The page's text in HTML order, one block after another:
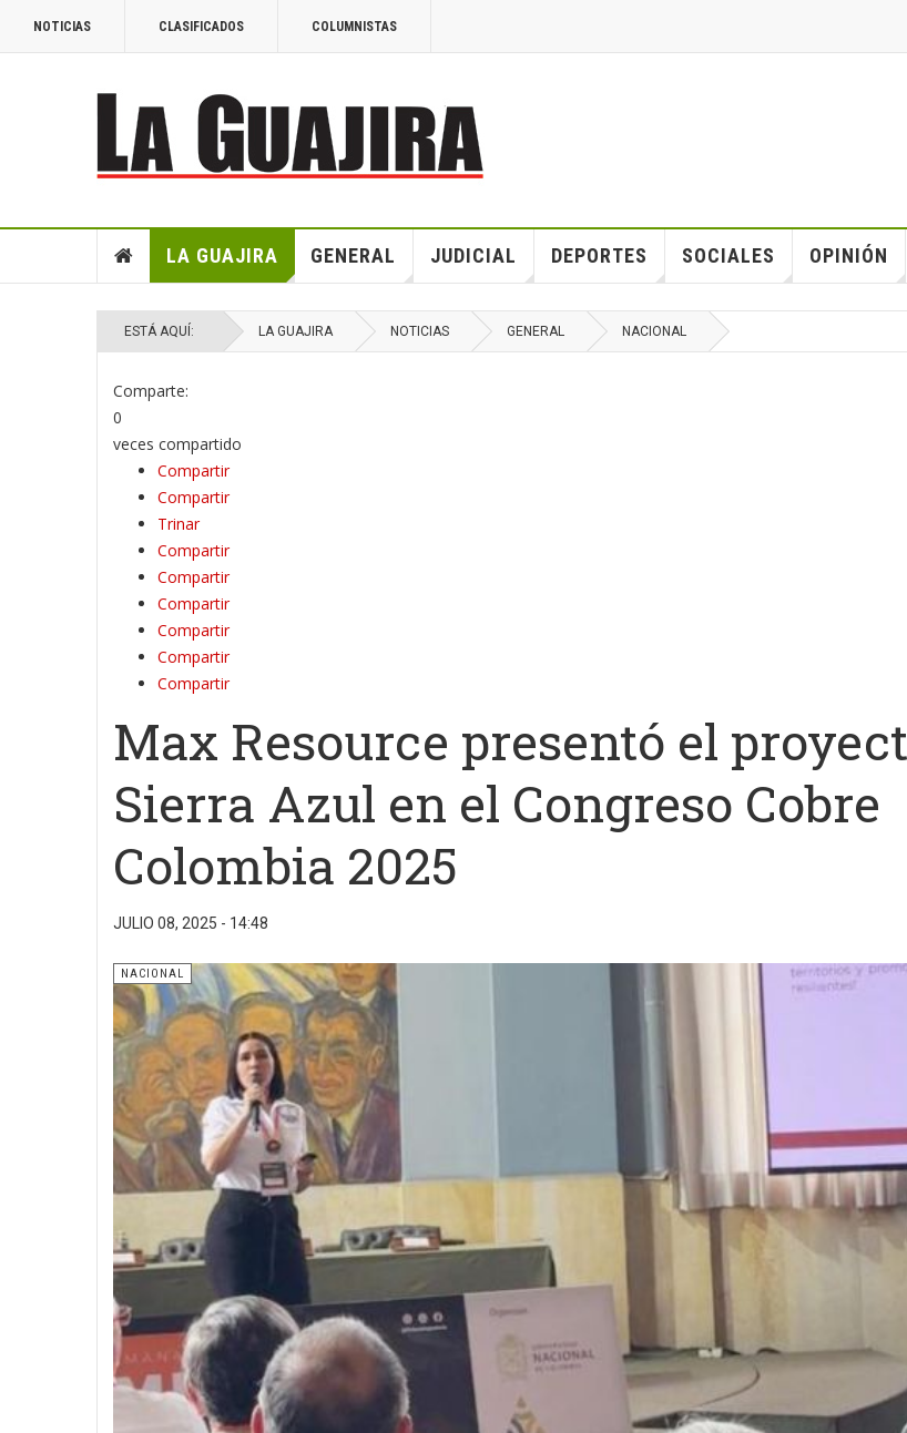
NOTICIAS CLASIFICADOS COLUMNISTAS
LA GUAJIRA GENERAL JUDICIAL DEPORTES SOCIALES OPINIÓN
ESTÁ AQUÍ: LA GUAJIRA NOTICIAS GENERAL NACIONAL
Comparte:
0
veces compartido
Compartir
Compartir
Trinar
Compartir
Compartir
Compartir
Compartir
Compartir
Compartir
Max Resource presentó el
Sierra Azul en el Congreso Cobre
Colombia 2025
JULIO 08, 2025 - 14:48
NACIONAL